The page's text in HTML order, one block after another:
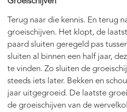
Terug naar die kennis. En terug
groeischijven. Het klopt, de
paard sluiten geregeld pas
sluiten al binnen een half jaar,
te vinden. Zo sluiten de
steeds iets later. Bekken en
jaar uitgegroeid. De laatste
de groeischijven van de